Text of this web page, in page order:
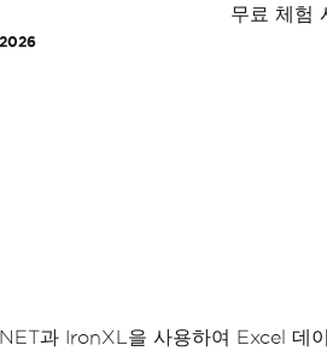
무료 체험
과 IronXL을 사용하여 Excel 데